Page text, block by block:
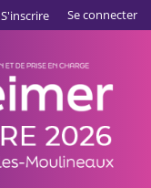
S'inscrire Se connecter